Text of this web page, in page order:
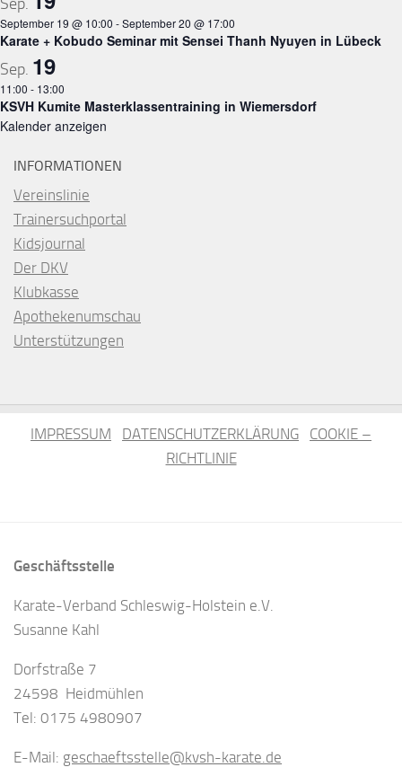
September 19 @ 10:00 -September 20 @ 17:00
Karate + Kobudo Seminar mit Sensei Thanh Nyuyen in Lübeck
Sep. 19
11:00 - 13:00
KSVH Kumite Masterklassentraining in Wiemersdorf
Kalender anzeigen
INFORMATIONEN
Vereinslinie
Trainersuchportal
Kidsjournal
Der DKV
Klubkasse
Apothekenumschau
Unterstützungen
IMPRESSUM DATENSCHUTZERKLÄRUNG
COOKIE –
RICHTLINIE
Geschäftsstelle
Karate-Verband Schleswig-Holstein e.V.
Susanne Kahl
Dorfstraße 7
24598 Heidmühlen
Tel: 0175 4980907
E-Mail: geschaeftsstelle@kvsh-karate.de